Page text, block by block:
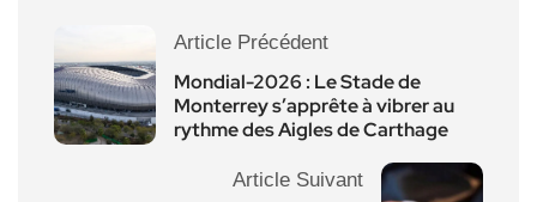
Article Précédent
Mondial-2026 : Le Stade de
Monterrey s’apprête à vibrer au
rythme des Aigles de Carthage
Article Suivant